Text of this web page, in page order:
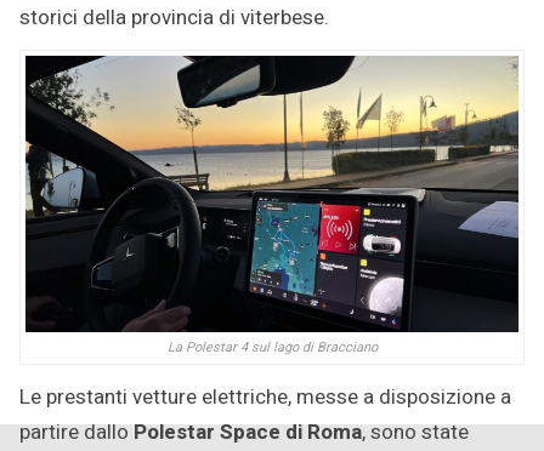
storici della provincia di viterbese.
La Polestar 4 sul lago di Bracciano
Le prestanti vetture elettriche, messe a disposizione a
partire dalloPolestar Space di Roma, sono state